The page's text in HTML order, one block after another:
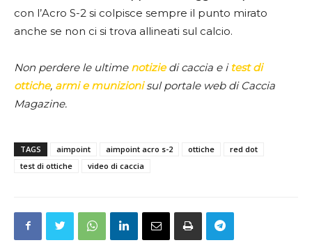
con l’Acro S-2 si colpisce sempre il punto mirato
anche se non ci si trova allineati sul calcio.
Non perdere le ultime notiziedi caccia e i test di
ottiche, armi e munizionisul portale web di Caccia
Magazine.
TAGS aimpoint aimpoint acro s-2 ottiche
red dot
test di ottiche
video di caccia